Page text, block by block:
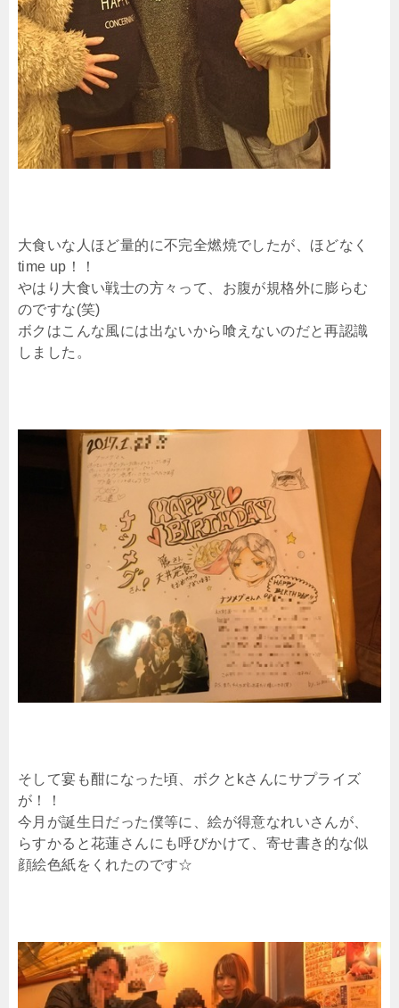
大食いな人ほど量的に不完全燃焼でしたが、ほどなく
time up！！
やはり大食い戦士の方々って、お腹が規格外に膨らむ
のですな(笑)
ボクはこんな風には出ないから喰えないのだと再認識
しました。
そして宴も酣になった頃、ボクとkさんにサプライズ
が！！
今月が誕生日だった僕等に、絵が得意なれいさんが、
らすかると花蓮さんにも呼びかけて、寄せ書き的な似
顔絵色紙をくれたのです☆